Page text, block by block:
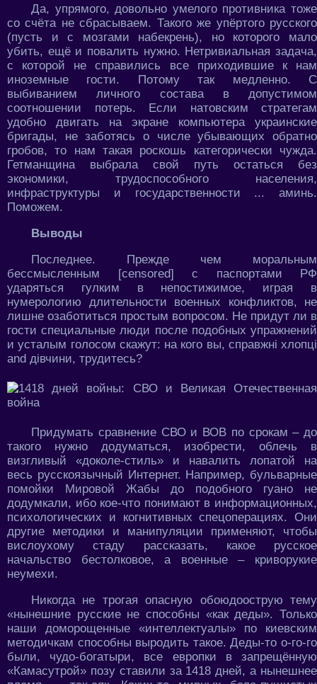
Да, упрямого, довольно умелого противника тоже
со счёта не сбрасываем. Такого же упёртого русского
(пусть и с мозгами набекрень), но которого мало
убить, ещё и повалить нужно. Нетривиальная задача,
с которой не справились все приходившие к нам
иноземные гости. Потому так медленно. С
выбиванием личного состава в допустимом
соотношении потерь. Если натовским стратегам
удобно двигать на экране компьютера украинские
бригады, не заботясь о числе убывающих обратно
гробов, то нам такая роскошь категорически чужда.
Гетманщина выбрала свой путь остаться без
экономики, трудоспособного населения,
инфраструктуры и государственности ... аминь.
Поможем.
Выводы
Последнее. Прежде чем моральным
бессмысленным [censored] с паспортами РФ
ударяться гулким в непостижимое, играя в
нумерологию длительности военных конфликтов, не
лишне озаботиться простым вопросом. Не придут ли в
гости специальные люди после подобных упражнений
и усталым голосом скажут: на кого вы, справжні хлопці
and дівчини, трудитесь?
Придумать сравнение СВО и ВОВ по срокам – до
такого нужно додуматься, изобрести, облечь в
визгливый «доколе-стиль» и навалить лопатой на
весь русскоязычный Интернет. Например, бульварные
помойки Мировой Жабы до подобного гуано не
додумкали, ибо кое-что понимают в информационных,
психологических и когнитивных спецоперациях. Они
другие методики и манипуляции применяют, чтобы
вислоухому стаду рассказать, какое русское
начальство бестолковое, а военные – криворукие
неумехи.
Никогда не трогая опасную обоюдоострую тему
«нынешние русские не способны «как деды». Только
наши доморощенные «интеллектуалы» по киевским
методичкам способны выродить такое. Деды-то о-го-го
были, чудо-богатыри, все европки в запрещённую
«Камасутрой» позу ставили за 1418 дней, а нынешнее